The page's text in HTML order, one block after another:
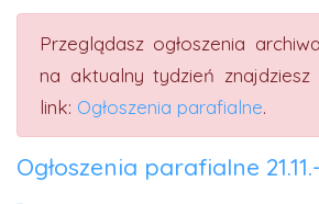
Przeglądasz ogłoszenia
na aktualny tydzień
link: Ogłoszenia parafialne.
Ogłoszenia parafialne 21.11.-